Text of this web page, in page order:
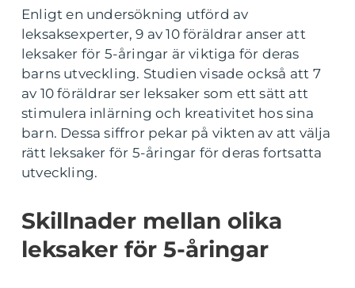
Enligt en undersökning utförd av
leksaksexperter, 9 av 10 föräldrar anser att
leksaker för 5-åringar är viktiga för deras
barns utveckling. Studien visade också att 7
av 10 föräldrar ser leksaker som ett sätt att
stimulera inlärning och kreativitet hos sina
barn. Dessa siffror pekar på vikten av att välja
rätt leksaker för 5-åringar för deras fortsatta
utveckling.
Skillnader mellan olika
leksaker för 5-åringar